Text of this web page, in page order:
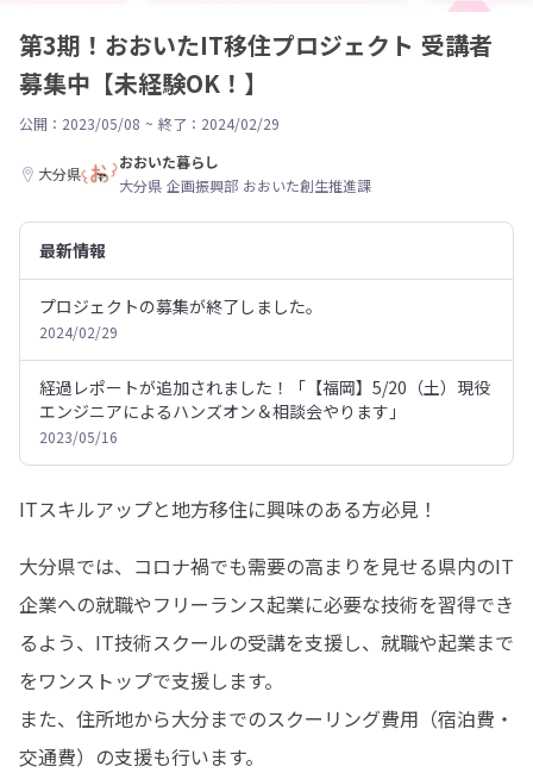
第3期！おおいたIT移住プロジェクト 受講者
募集中【未経験OK！】
公開：2023/05/08 ~ 終了：2024/02/29
大分県
おおいた暮らし
大分県 企画振興部 おおいた創生推進課
最新情報
プロジェクトの募集が終了しました。
2024/02/29
経過レポートが追加されました！「【福岡】5/20（土）現役
エンジニアによるハンズオン＆相談会やります」
2023/05/16
ITスキルアップと地方移住に興味のある方必見！
大分県では、コロナ禍でも需要の高まりを見せる県内のIT
企業への就職やフリーランス起業に必要な技術を習得でき
るよう、IT技術スクールの受講を支援し、就職や起業まで
をワンストップで支援します。
また、住所地から大分までのスクーリング費用（宿泊費・
交通費）の支援も行います。